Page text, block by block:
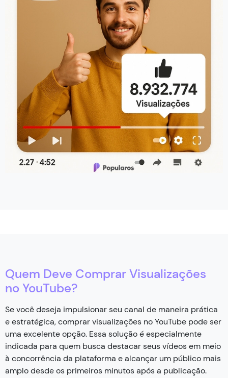
Quem Deve Comprar Visualizações
no YouTube?
Se você deseja impulsionar seu canal de maneira prática
e estratégica, comprar visualizações no YouTube pode ser
uma excelente opção. Essa solução é especialmente
indicada para quem busca destacar seus vídeos em meio
à concorrência da plataforma e alcançar um público mais
amplo desde os primeiros minutos após a publicação.